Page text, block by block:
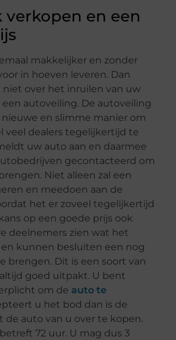
verkopen en een
makkelijker en zonder
in hoeven leveren. Dan
over het inruilen van uw
een autoveiling. De autoveiling
nieuwe en slimme manier om
veel dealers tegelijkertijd te
uw auto aan en daarmee
gecontacteerd om
Niet alleen zal een
en meedoen aan de
het er zoveel tegelijkertijd
op een goede prijs ook
deelnemers zien wat het
kunnen besluiten een nog
brengen. Dit is een soort van
goed uitpakt. U bent
om de auto te
u het bod dan is de
de auto van u over te kopen.
72 uur. U mag dus 3